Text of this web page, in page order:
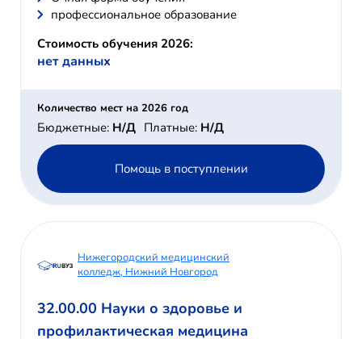
профессиональное образование
Стоимость обучения 2026:
нет данных
Количество мест на 2026 год
Бюджетные: Н/Д Платные: Н/Д
Помощь в поступлении
Нижегородский медицинский
колледж, Нижний Новгород
32.00.00 Науки о здоровье и
профилактическая медицина